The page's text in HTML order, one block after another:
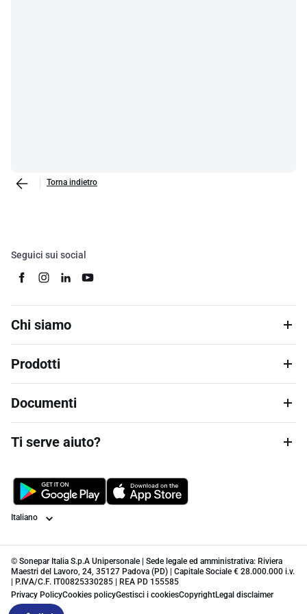
Torna indietro
Seguici sui social
Chi siamo
Prodotti
Documenti
Ti serve aiuto?
Lingua
© Sonepar Italia S.p.A Unipersonale | Sede legale ed amministrativa: Riviera
Maestri del Lavoro, 24, 35127 Padova (PD) | Capitale Sociale € 28.000.000 i.v.
| P.IVA/C.F. IT00825330285 | REA PD 155585
Privacy PolicyCookies policyGestisci i cookiesCopyrightLegal disclaimer